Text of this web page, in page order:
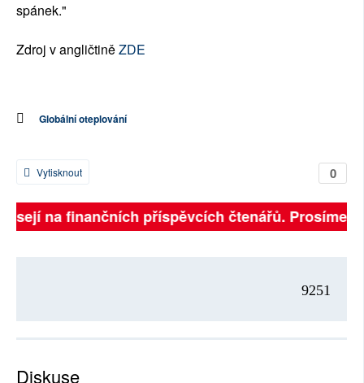
spánek."
Zdroj v angličtiněZDE
Globální oteplování
0
Vytisknout
na finančních příspěvcích čtenářů. Prosíme,
9251
Diskuse